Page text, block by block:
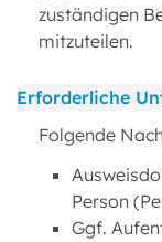
zuständigen
mitzuteilen.
Erforderliche
Folgende
Person
Ggf.